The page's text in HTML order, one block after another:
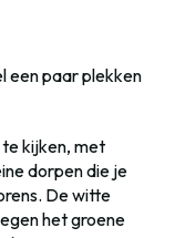
een paar plekken
kijken, met
dorpen die je
De witte
het groene